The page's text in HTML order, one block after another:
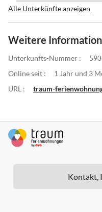
Alle Unterkünfte anzeigen
Weitere
Unterkunfts-Nummer :
Online seit :
1 Jahr und 3
URL :
traum-
Kontakt,